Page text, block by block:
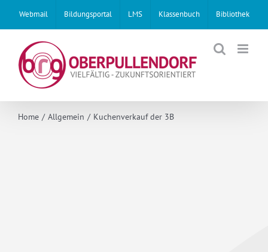
content
Webmail Bildungsportal LMS Klassenbuch Bibliothek
Home Allgemein Kuchenverkauf der 3B